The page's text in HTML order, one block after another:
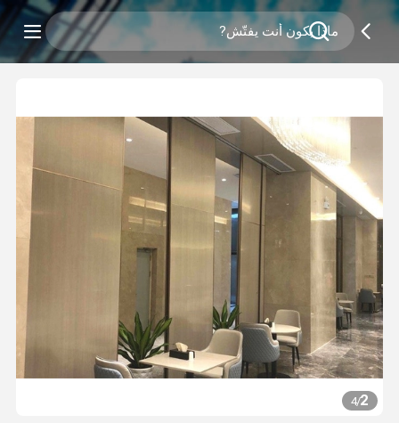
2
/
4